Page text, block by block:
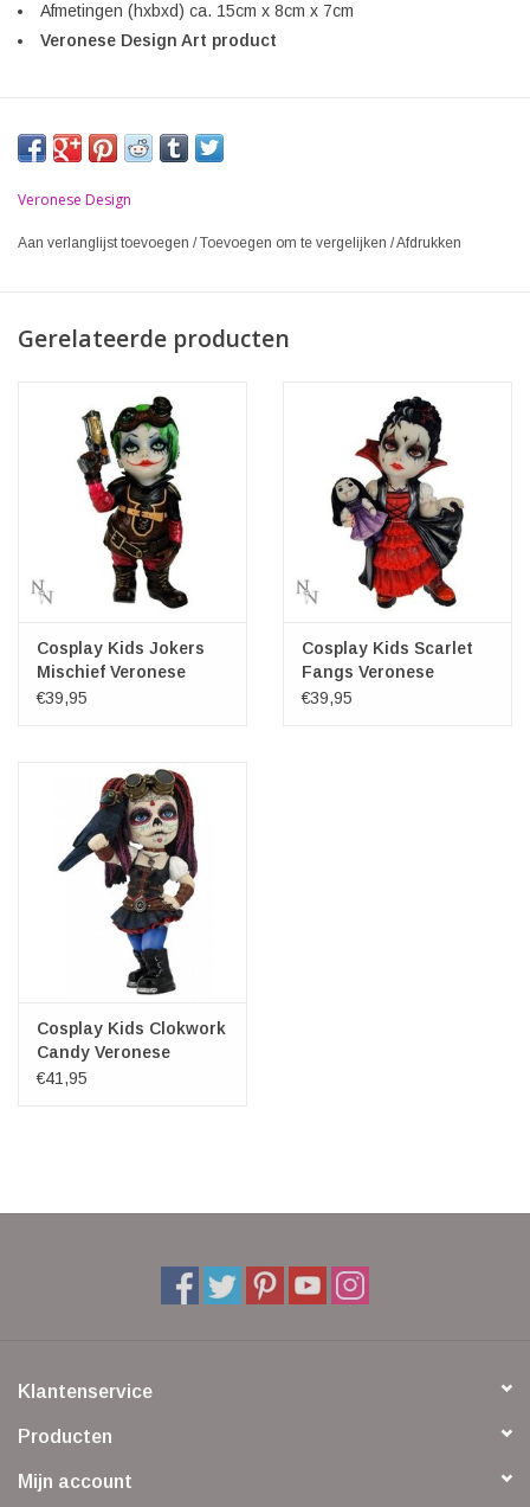
Afmetingen (hxbxd) ca. 15cm x 8cm x 7cm
Veronese Design Art product
Veronese Design
Aan verlanglijst toevoegen /Toevoegen om te vergelijken /Afdrukken
Gerelateerde producten
Cosplay Kids Jokers
Mischief Veronese
Design
€39,95
Cosplay Kids Scarlet
Fangs Veronese
Design
€39,95
Cosplay Kids Clokwork
Candy Veronese
Design
€41,95
Klantenservice
Producten
Mijn account